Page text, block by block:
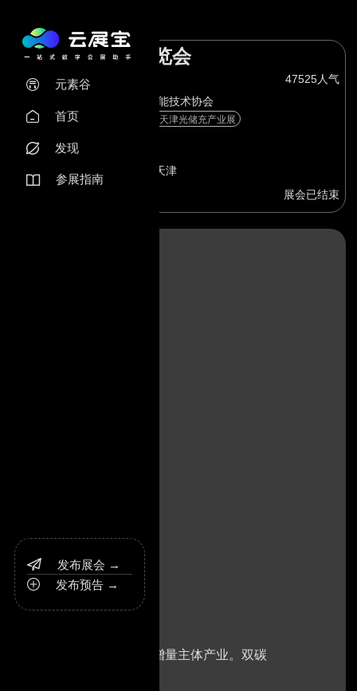
 元素谷
 首页
 发现
 参展指南
 发布展会 →
 发布预告 →
充产业大会暨博览会
47525人气
中国电子节能技术协会
光伏展 2025天津储能展 2025天津光储充产业展
能源展 2025天津充电桩展
天津市天津市国家会展中心天津
展会已结束
,新能源、清洁能源将成为增量主体产业。双碳